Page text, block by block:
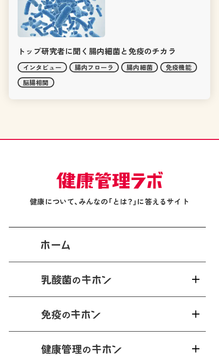
トップ研究者に聞く腸内細菌と免疫のチカラ
インタビュー 腸内フローラ 腸内細菌
免疫機能
脳腸相関
健康について、みんなの「とは？」に答えるサイト
乳酸菌の
免疫の
健康管理の